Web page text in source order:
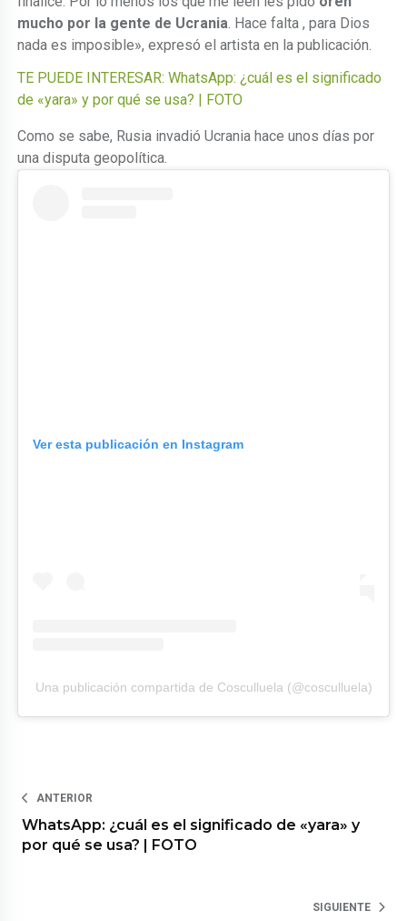
mucho por la gente de Ucrania . Hace falta , para Dios
nada es imposible», expresó el artista en la publicación.
TE PUEDE INTERESAR: WhatsApp: ¿cuál es el significado
de «yara» y por qué se usa? | FOTO
Como se sabe, Rusia invadió Ucrania hace unos días por
una disputa geopolítica.
Ver esta publicación en Instagram
Una publicación compartida de Cosculluela (@cosculluela)
ANTERIOR
WhatsApp: ¿cuál es el significado de «yara» y
por qué se usa? | FOTO
SIGUIENTE